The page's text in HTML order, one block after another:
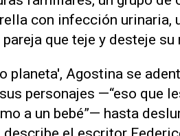
con infección urinaria,
que teje y desteje su
planeta', Agostina se
personajes —“eso que
a un bebé”— hasta